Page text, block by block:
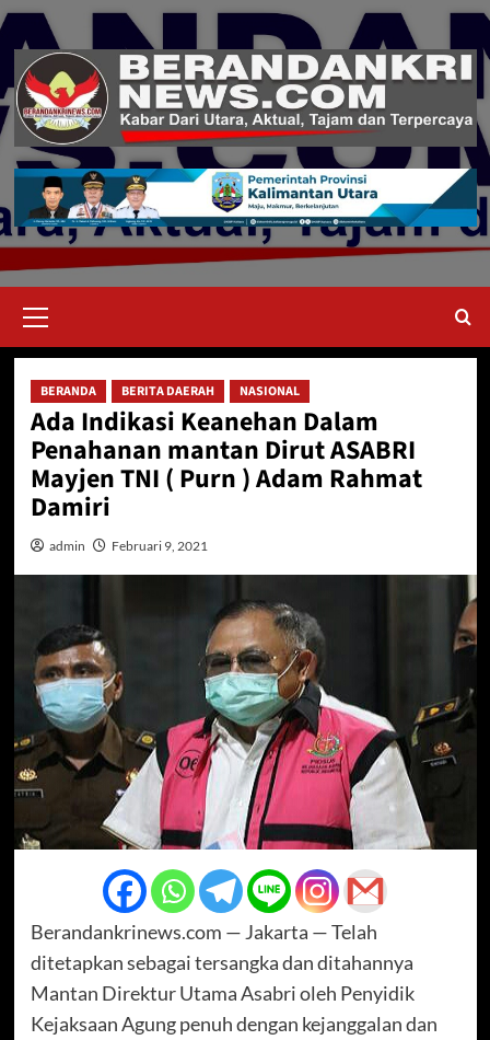
Skip
content
Menu
BERANDA BERITA DAERAH NASIONAL
Ada Indikasi Keanehan Dalam
Penahanan mantan Dirut ASABRI
Mayjen TNI ( Purn ) Adam Rahmat
Damiri
admin Februari 9, 2021
Berandankrinews.com — Jakarta — Telah
ditetapkan sebagai tersangka dan ditahannya
Mantan Direktur Utama Asabri oleh Penyidik
Kejaksaan Agung penuh dengan kejanggalan dan